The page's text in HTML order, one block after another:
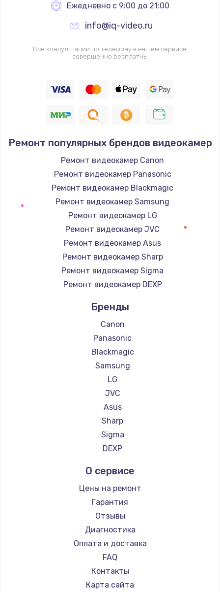
Замена термопредохранителя
700 руб.
Заказать
2500 руб.
1400 руб.
Заказать
Замена / ремонт электронного модуля
управления
600 руб.
Замена конфорки
1100 руб.
Замена платы сенсора
Заказать
Замена регулятора режимов конфорки
900 руб.
Заказать
Замена сенсорного датчика
1300 руб.
Заказать
Замена сигнальной лампы
Заказать
Замена системной платы
1500 руб.
Заказать
Замена температурного датчика
2500 руб.
Ежедневно с 9:00 до 21:00
info@iq-video.ru
Все консультации по телефону в нашем сервисе
совершенно бесплатны
Ремонт популярных брендов видеокамер
Ремонт видеокамер Canon
Ремонт видеокамер Panasonic
Ремонт видеокамер Blackmagic
Ремонт видеокамер Samsung
Ремонт видеокамер LG
Ремонт видеокамер JVC
Ремонт видеокамер Asus
Ремонт видеокамер Sharp
Ремонт видеокамер Sigma
Ремонт видеокамер DEXP
Бренды
Canon
Panasonic
Blackmagic
Samsung
LG
JVC
Asus
Sharp
Sigma
DEXP
О сервисе
Цены на ремонт
Гарантия
Отзывы
Диагностика
Оплата и доставка
FAQ
Контакты
Карта сайта